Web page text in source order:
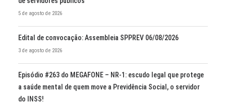
5 de agosto de 2026
Edital de convocação: Assembleia SPPREV 06/08/2026
3 de agosto de 2026
Episódio #263 do MEGAFONE – NR-1: escudo legal que protege
a saúde mental de quem move a Previdência Social, o servidor
do INSS!